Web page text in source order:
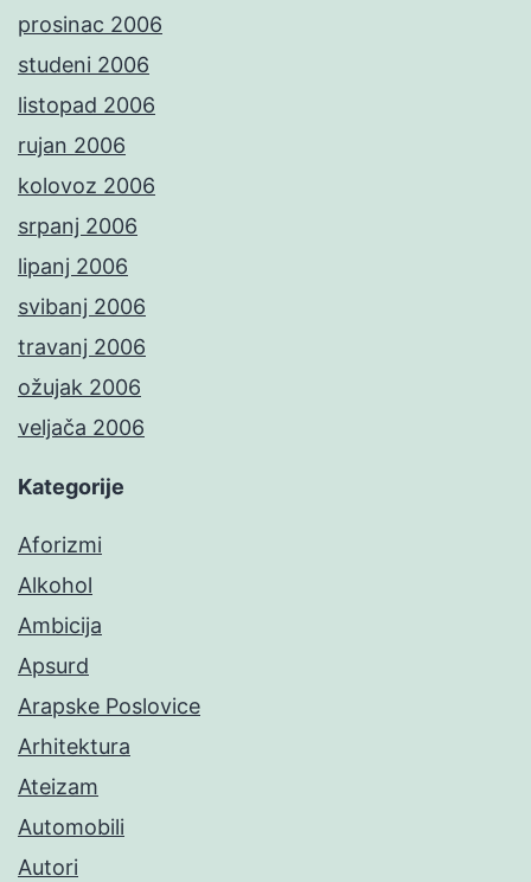
prosinac 2006
studeni 2006
listopad 2006
rujan 2006
kolovoz 2006
srpanj 2006
lipanj 2006
svibanj 2006
travanj 2006
ožujak 2006
veljača 2006
Kategorije
Aforizmi
Alkohol
Ambicija
Apsurd
Arapske Poslovice
Arhitektura
Ateizam
Automobili
Autori